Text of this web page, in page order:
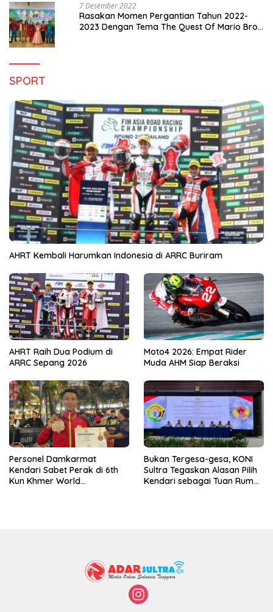
7 Desember 2022
Rasakan Momen Pergantian Tahun 2022-
2023 Dengan Tema The Quest Of Mario Bros
SPORT
AHRT Kembali Harumkan Indonesia di ARRC Buriram
AHRT Raih Dua Podium di
ARRC Sepang 2026
Moto4 2026: Empat Rider
Muda AHM Siap Beraksi
Personel Damkarmat
Kendari Sabet Perak di 6th
Kun Khmer World
Bukan Tergesa-gesa, KONI
Sultra Tegaskan Alasan Pilih
Kendari sebagai Tuan Rumah